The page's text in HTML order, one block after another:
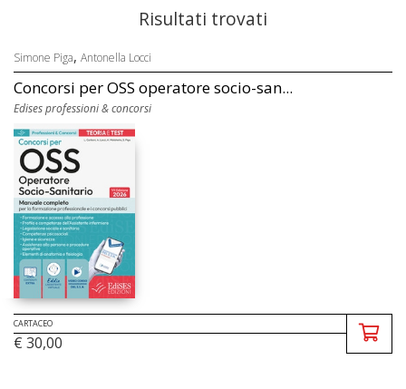
Risultati trovati
Simone Piga, Antonella Locci
Concorsi per OSS operatore socio-san...
Edises professioni & concorsi
CARTACEO
€ 30,00